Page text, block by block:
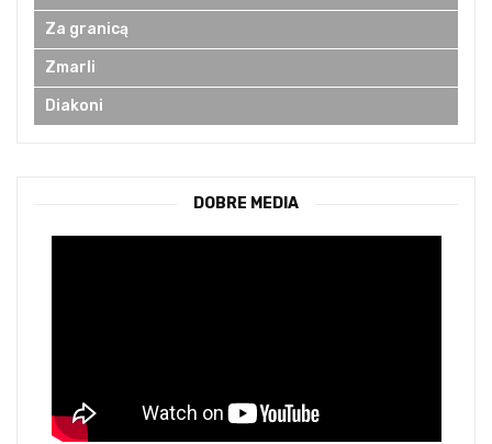
Za granicą
Zmarli
Diakoni
DOBRE MEDIA